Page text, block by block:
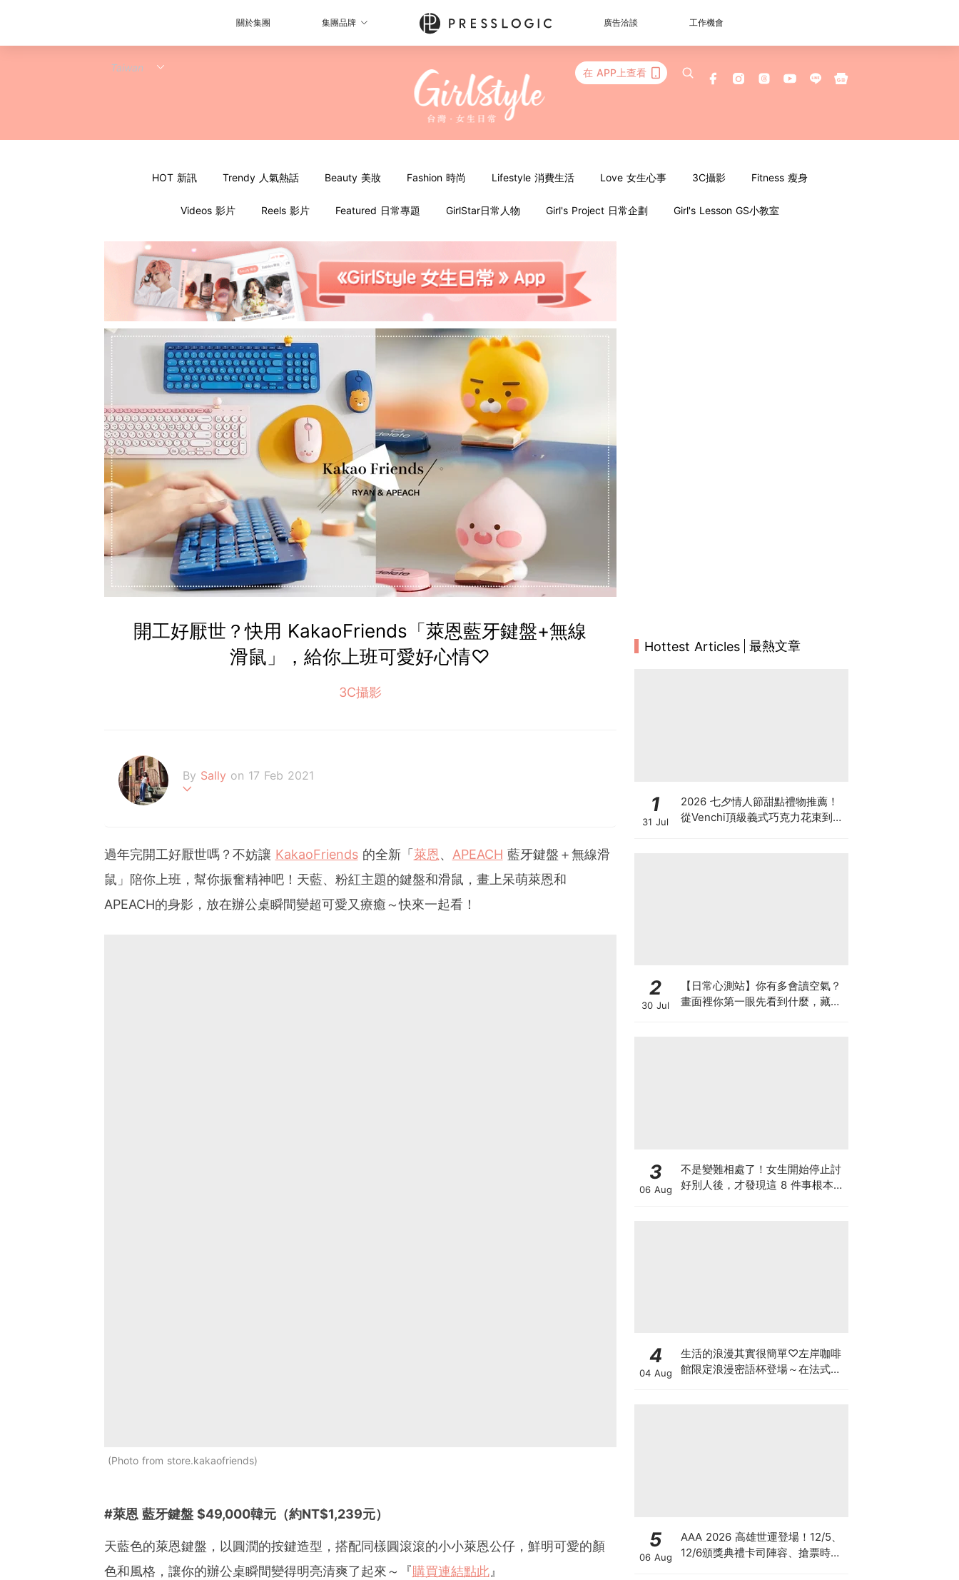
關於集團 集團品牌 廣告洽談 工作機會
在 APP上查看
HOT 新訊 Trendy 人氣熱話 Beauty 美妝 Fashion 時尚 Lifestyle 消費生活 Love 女生心事 3C攝影 Fitness 瘦身
Videos 影片 Reels 影片 Featured 日常專題 GirlStar日常人物 Girl's Project 日常企劃 Girl's Lesson GS小教室
開工好厭世？快用 KakaoFriends「萊恩藍牙鍵盤+無線
滑鼠」，給你上班可愛好心情♡
3C攝影
By Sally on 17 Feb 2021
過年完開工好厭世嗎？不妨讓 KakaoFriends的全新「 萊恩、 APEACH 藍牙鍵盤＋無線滑
鼠」陪你上班，幫你振奮精神吧！天藍、粉紅主題的鍵盤和滑鼠，畫上呆萌萊恩和
APEACH的身影，放在辦公桌瞬間變超可愛又療癒～快來一起看！
Photo from store.kakaofriends
#萊恩 藍牙鍵盤 $49,000韓元（約NT$1,239元）
天藍色的萊恩鍵盤，以圓潤的按鍵造型，搭配同樣圓滾滾的小小萊恩公仔，鮮明可愛的顏
色和風格，讓你的辦公桌瞬間變得明亮清爽了起來～『購買連結點此』
Hottest Articles 最熱文章
1
31 Jul
2026 七夕情人節甜點禮物推薦！
從Venchi頂級義式巧克力花束到
2
30 Jul
【日常心測站】你有多會讀空氣？
畫面裡你第一眼先看到什麼，藏著
3
06 Aug
不是變難相處了！女生開始停止討
好別人後，才發現這 8 件事根本沒
4
04 Aug
生活的浪漫其實很簡單♡左岸咖啡
館限定浪漫密語杯登場～在法式咖
5
06 Aug
AAA 2026 高雄世運登場！12/5、
12/6頒獎典禮卡司陣容、搶票時